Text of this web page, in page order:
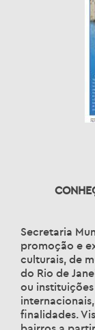
Secretaria
promoção e
culturais, de
do Rio de
ou
finalidades.